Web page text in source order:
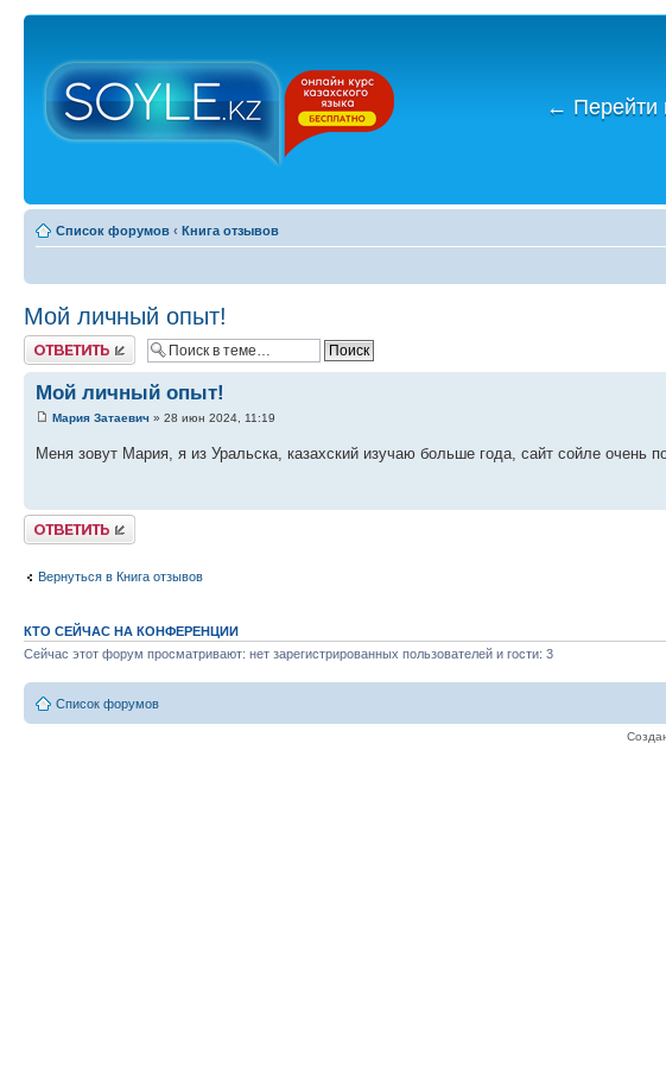
← Перейти
Список форумов ‹ Книга отзывов
Мой личный опыт!
Ответить
Мой личный опыт!
Мария Затаевич » 28 июн 2024, 11:19
Меня зовут Мария, я из Уральска, казахский изучаю больше года, сайт сойле очень
Ответить
Вернуться в Книга отзывов
КТО СЕЙЧАС НА КОНФЕРЕНЦИИ
Сейчас этот форум просматривают: нет зарегистрированных пользователей и гости: 3
Список форумов